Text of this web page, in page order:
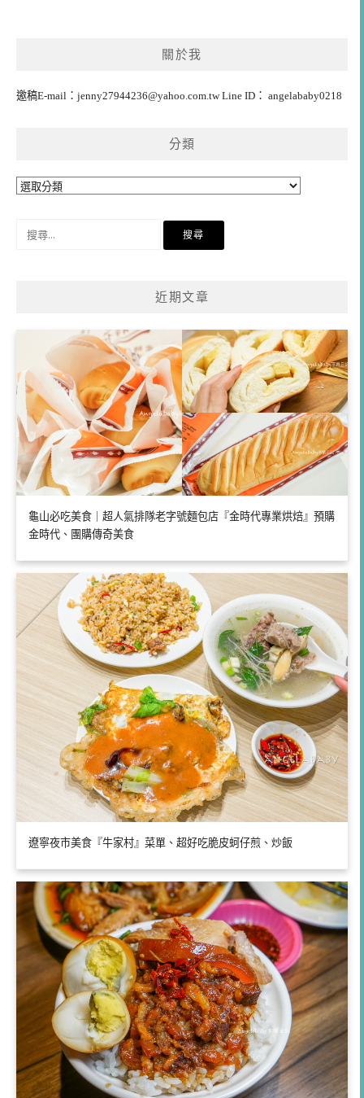
關於我
邀稿E-mail： jenny27944236@yahoo.com.twLine ID： angelababy0218
分類
分
近期文章
龜山必吃美食｜超人氣排隊老字號麵包店『金時代專業烘焙』預購
金時代、團購傳奇美食
遼寧夜市美食『牛家村』菜單、超好吃脆皮蚵仔煎、炒飯